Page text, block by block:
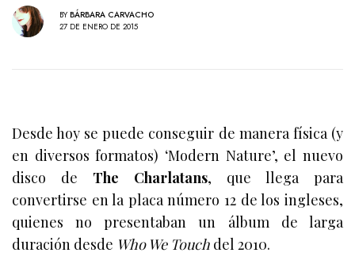
BY BÁRBARA CARVACHO
27 DE ENERO DE 2015
Desde hoy se puede conseguir de manera física (y
en diversos formatos) ‘Modern Nature’, el nuevo
disco de The Charlatans, que llega para
convertirse en la placa número 12 de los ingleses,
quienes no presentaban un álbum de larga
duración desde Who We Touch del 2010.